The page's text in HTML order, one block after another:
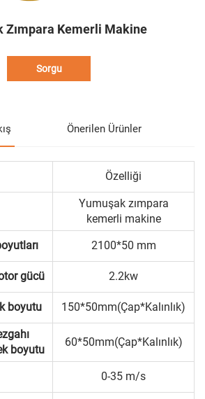
Zımpara Kemerli Makine
Sorgu
Önerilen Ürünler
Özelliği
Yumuşak zımpara
kemerli makine
2100*50 mm
gücü 2.2kw
boyutu 150*50mm(Çap*Kalınlık)
boyutu
60*50mm(Çap*Kalınlık)
0-35 m/s